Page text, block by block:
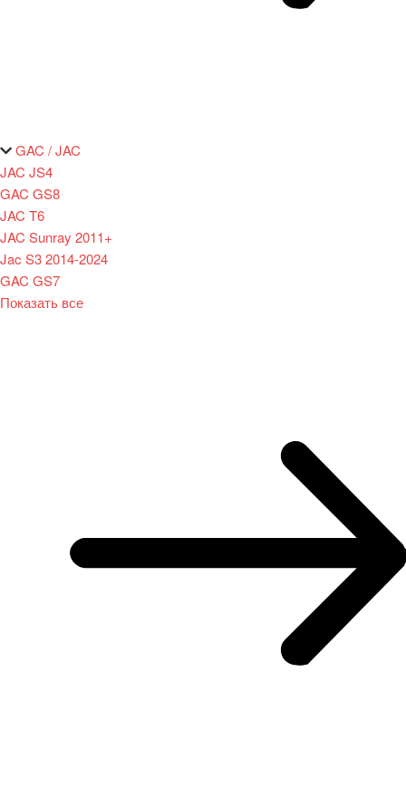
GAC / JAC
JAC JS4
GAC GS8
JAC T6
JAC Sunray 2011+
Jac S3 2014-2024
GAC GS7
Показать все